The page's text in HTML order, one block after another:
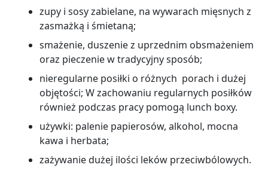
zupy i sosy zabielane, na wywarach mięsnych z
zasmażką i śmietaną;
smażenie, duszenie z uprzednim obsmażeniem
oraz pieczenie w tradycyjny sposób;
nieregularne posiłki o różnych porach i dużej
objętości; W zachowaniu regularnych posiłków
również podczas pracy pomogą lunch boxy.
używki: palenie papierosów, alkohol, mocna
kawa i herbata;
zażywanie dużej ilości leków przeciwbólowych.